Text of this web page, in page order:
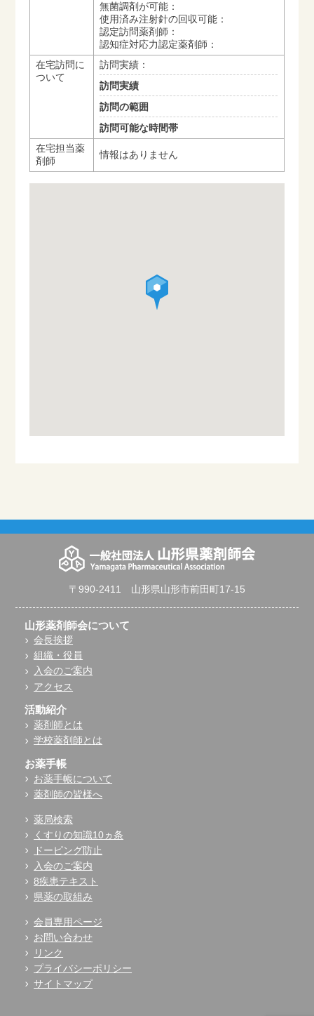
無菌調剤が可能：
使用済み注射針の回収可能：
認定訪問薬剤師：
認知症対応力認定薬剤師：
在宅訪問に
ついて
訪問実績：
訪問実績
訪問の範囲
訪問可能な時間帯
在宅担当薬
剤師
情報はありません
〒990-2411 山形県山形市前田町17-15
山形薬剤師会について
会長挨拶
組織・役員
入会のご案内
アクセス
活動紹介
薬剤師とは
学校薬剤師とは
お薬手帳
お薬手帳について
薬剤師の皆様へ
薬局検索
くすりの知識10ヵ条
ドーピング防止
入会のご案内
8疾患テキスト
県薬の取組み
会員専用ページ
お問い合わせ
リンク
プライバシーポリシー
サイトマップ